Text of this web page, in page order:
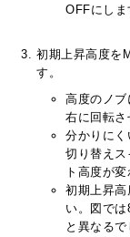
OFFにしま
初期上昇高度を
す。
高度のノ
右に回転さ
分かりに
切り替えス
ト高度が変
初期上昇高
い。図で
と異なる